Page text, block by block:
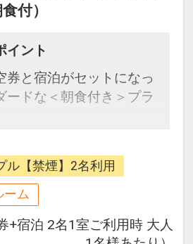
付）
イント
券と宿泊がセットになっ
ードな＜朝食付き＞プラ
ナミックパッケージだか
滞在はもちろん周遊旅行
の1泊だけの宿泊や延
なども自由自在です。
ル【禁煙】2名利用
ーム
+宿泊 2名1室ご利用時 大人